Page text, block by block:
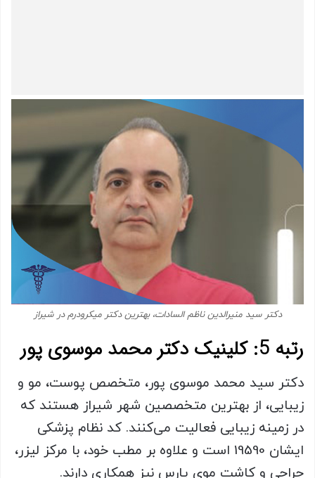
دکتر سید منیرالدین ناظم السادات، بهترین دکتر میکرودرم در شیراز
رتبه 5: کلینیک دکتر محمد موسوی پور
دکتر سید محمد موسوی پور، متخصص پوست، مو و
زیبایی، از بهترین متخصصین شهر شیراز هستند که
در زمینه زیبایی فعالیت می‌کنند. کد نظام پزشکی
ایشان 19590 است و علاوه بر مطب خود، با مرکز لیزر،
جراحی و کاشت موی پارس نیز همکاری دارند.